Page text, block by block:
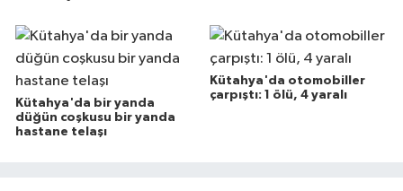
Kütahya'da bir yanda
düğün coşkusu bir yanda
hastane telaşı
Kütahya'da otomobiller
çarpıştı: 1 ölü, 4 yaralı